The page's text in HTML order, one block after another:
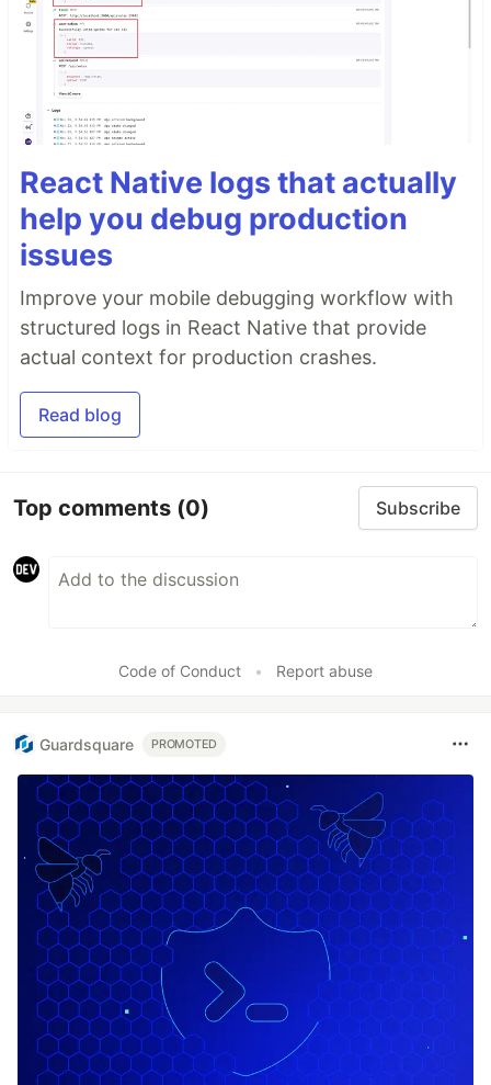
React Native logs that actually
help you debug production
issues
Improve your mobile debugging workflow with
structured logs in React Native that provide
actual context for production crashes.
Read blog
Top comments (0) Subscribe
Code of Conduct • Report abuse
Guardsquare PROMOTED